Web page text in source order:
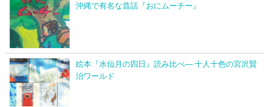
沖縄で有名な昔話『おにムーチー』
絵本『水仙月の四日』読み比べ― 十人十色の宮沢賢
治ワールド